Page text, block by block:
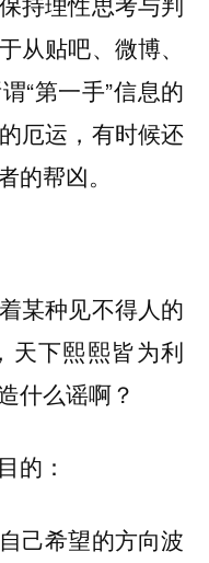
从贴吧、微博、
“第一手”信息的
厄运，有时候还
的帮凶。
某种见不得人的
天下熙熙皆为利
什么谣啊？
的：
己希望的方向波